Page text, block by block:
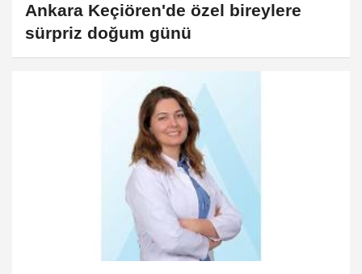
Ankara Keçiören'de özel bireylere
sürpriz doğum günü